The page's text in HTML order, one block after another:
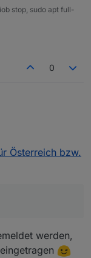
stop, sudo apt full-
0
Österreich bzw.
werden,